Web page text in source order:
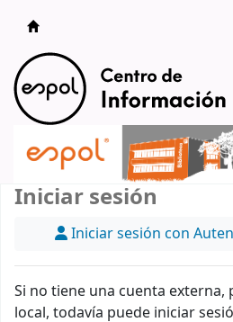
Catálogo en línea
Iniciar sesión
Iniciar sesión con
Si no tiene una cuenta
local, todavía puede iniciar